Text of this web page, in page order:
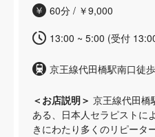
ナルマッサージによって、
す。極上のリラックスタイ
60分 / ￥9,000
13:00 ~ 5:00 (受付
京王線代田橋駅南口徒
＜お店説明＞ 京王線代田橋
ある、日本人セラピストに
きにわたり多くのリピータ